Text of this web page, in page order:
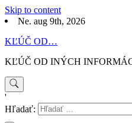
Skip to content
Ne. aug 9th, 2026
KĽÚČ OD…
KĽÚČ OD INÝCH
'
Hľadať: